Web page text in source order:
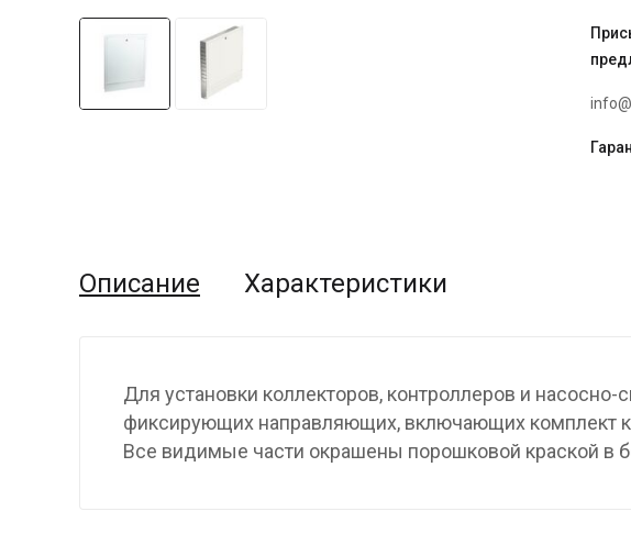
Описание Характеристики
Для установки коллекторов, контроллеров и
фиксирующих направляющих, включающих комплект
Все видимые части окрашены порошковой краской в